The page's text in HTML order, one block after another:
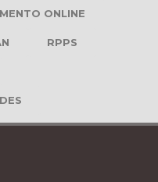
ONLINE
RPPS